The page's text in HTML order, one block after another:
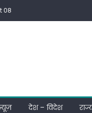
08
देश – विदेश